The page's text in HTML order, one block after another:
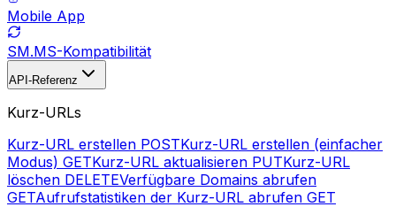
Mobile App
SM.MS-Kompatibilität
API-Referenz
Kurz-URLs
Kurz-URL erstellen POSTKurz-URL erstellen (einfacher
Modus) GETKurz-URL aktualisieren PUTKurz-URL
löschen DELETEVerfügbare Domains abrufen
GETAufrufstatistiken der Kurz-URL abrufen GET